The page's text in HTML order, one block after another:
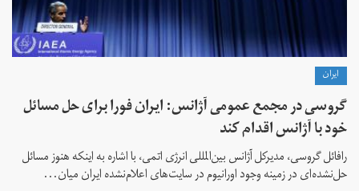
ايران
گروسی در مجمع عمومی آژانس: ایران فورا برای حل مسائل
خود با آژانس اقدام کند
رافائل گروسی، مدیرکل آژانس بین‌المللی انرژی اتمی، با اشاره به اینکه هنوز مسائل
حل‌نشده‌ای در زمینه وجود اورانیوم در سایت‌های اعلام‌نشده ایران میان...